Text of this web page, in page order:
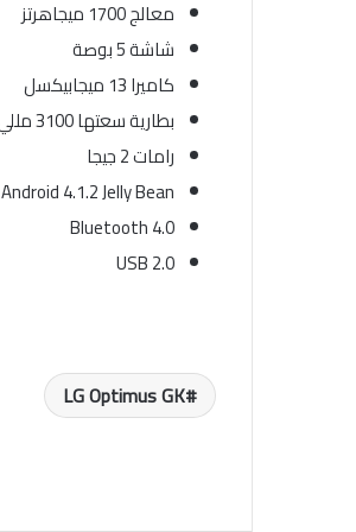
معالج 1700 ميجاهرتز
شاشة 5 بوصة
كاميرا 13 ميجابيكسل
بطارية سعتها 3100 مللي امبير
رامات 2 جيجا
Android 4.1.2 Jelly Bean
Bluetooth 4.0
USB 2.0
LG Optimus GK